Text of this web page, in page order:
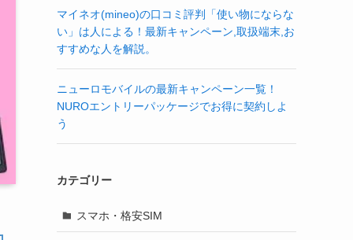
マイネオ(mineo)の口コミ評判「使い物にならな
い」は人による！最新キャンペーン,取扱端末,お
すすめな人を解説。
ニューロモバイルの最新キャンペーン一覧！
NUROエントリーパッケージでお得に契約しよ
う
カテゴリー
スマホ・格安SIM